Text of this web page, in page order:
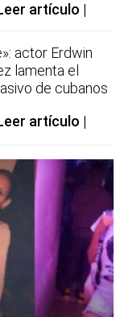
artículo
actor Erdwin
lamenta el
de cubanos
artículo